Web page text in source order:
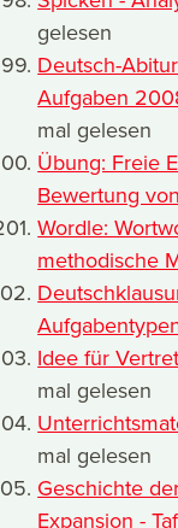
gelesen
Deutsch-
Aufgaben
mal gelesen
Übung: Freie
Bewertung
Wordle:
methodische
Idee für
mal gelesen
mal gelesen
Geschichte
Expansion -